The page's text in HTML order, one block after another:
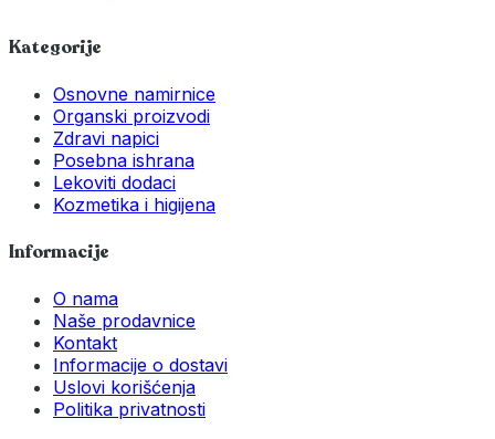
Kategorije
Osnovne namirnice
Organski proizvodi
Zdravi napici
Posebna ishrana
Lekoviti dodaci
Kozmetika i higijena
Informacije
O nama
Naše prodavnice
Kontakt
Informacije o dostavi
Uslovi korišćenja
Politika privatnosti